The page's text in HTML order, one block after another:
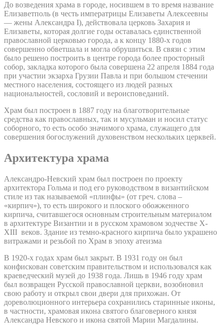
До возведения храма в городе, носившем в то время название
Елизаветполь (в честь императрицы Елизаветы Алексеевны
— жены Александра I), действовала церковь Захария и
Елизаветы, которая долгие годы оставалась единственной
православной церковью города, а к концу 1880-х годов
совершенно обветшала и могла обрушиться. В связи с этим
было решено построить в центре города более просторный
собор, закладка которого была совершена 22 апреля 1884 года
при участии экзарха Грузии Павла и при большом стечении
местного населения, состоящего из людей разных
национальностей, сословий и вероисповеданий.
Храм был построен в 1887 году на благотворительные
средства как православных, так и мусульман и носил статус
соборного, то есть особо значимого храма, служащего для
совершения богослужений духовенством нескольких церквей.
Архитектура храма
Александро-Невский храм был построен по проекту
архитектора Гольма и под его руководством в византийском
стиле из так называемой «плинфы» (от греч. слова –
«кирпич»), то есть широкого и плоского обожженного
кирпича, считавшегося основным строительным материалом
в архитектуре Византии и в русском храмовом зодчестве X-
XIII веков. Здание из темно-красного кирпича было украшено
витражами и резьбой по Храм в эпоху атеизма
В 1920-х годах храм был закрыт. В 1931 году он был
конфискован советским правительством и использовался как
краеведческий музей до 1938 года. Лишь в 1946 году храм
был возвращен Русской православной церкви, возобновил
свою работу и открыл свои двери для прихожан. От
дореволюционного интерьера сохранились старинные иконы,
в частности, храмовая икона святого благоверного князя
Александра Невского и икона святой Марии Магдалины.